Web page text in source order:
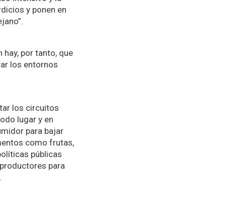
y ponen en
hay, por tanto, que
los entornos
los circuitos
lugar y en
para bajar
como frutas,
públicas
para